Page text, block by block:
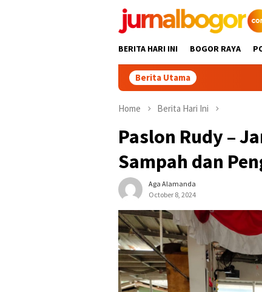
BERITA HARI INI BOGOR RAYA
Berita Utama
Home Berita Hari Ini
Paslon Rudy –
Sampah dan
Aga Alamanda
October 8, 2024